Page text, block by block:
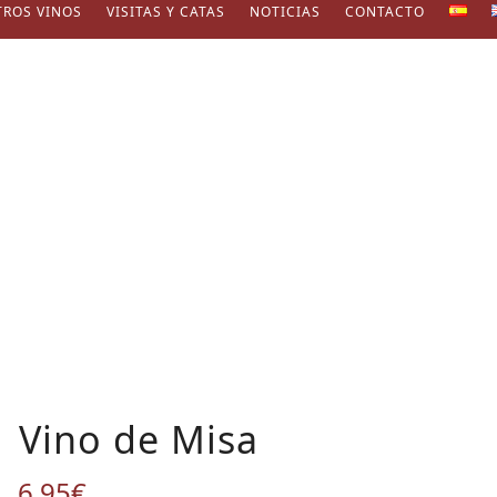
VINOS VISITAS Y CATAS NOTICIAS CONTACTO
Vino de Misa